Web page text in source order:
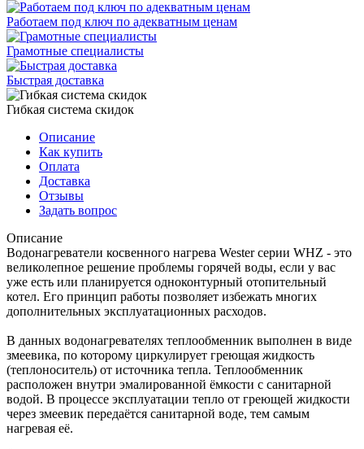
Работаем под ключ по адекватным ценам
Грамотные специалисты
Быстрая доставка
Гибкая система скидок
Описание
Как купить
Оплата
Доставка
Отзывы
Задать вопрос
Описание
Водонагреватели косвенного нагрева Wester серии WHZ - это
великолепное решение проблемы горячей воды, если у вас
уже есть или планируется одноконтурный отопительный
котел. Его принцип работы позволяет избежать многих
дополнительных эксплуатационных расходов.
В данных водонагревателях теплообменник выполнен в виде
змеевика, по которому циркулирует греющая жидкость
(теплоноситель) от источника тепла. Теплообменник
расположен внутри эмалированной ёмкости с санитарной
водой. В процессе эксплуатации тепло от греющей жидкости
через змеевик передаётся санитарной воде, тем самым
нагревая её.